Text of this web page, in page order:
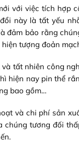
với việc tích hợp
này là tất yếu
đảm bảo rằng
tượng đoản
tất nhiên công
hiện nay pin thể
bao gồm…
và chi phí sản
tương đối